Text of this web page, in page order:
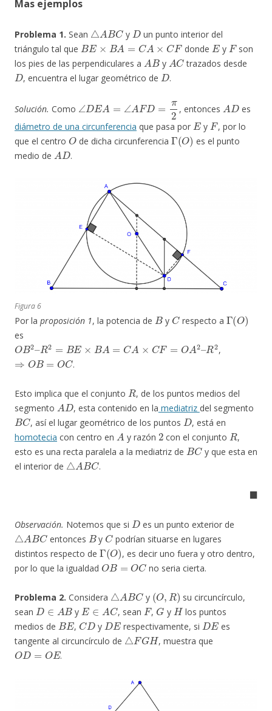
Mas ejemplos
Problema 1. Sean
△ ABC
y
D
un punto interior del
triángulo tal que
BE×BA=C A ×CF
donde
E
y
F
son
los pies de las perpendiculares a
AB
y
AC
trazados desde
D
, encuentra el lugar geométrico de
D
.
Solución. Como
∠D EA = F D=π
, entonces
A D
es
diámetro de una circunferencia que pasa por
E
y
F
, por lo
que el centro
O
de dicha circunferencia
Γ(O)
es el punto
medio de
AD
.
Figura 6
Por la proposición 1, la potencia de
B
y
C
respecto a
Γ(O)
es
OB2 R2 E×B =C A F= O –R2
,
⇒OB =O
.
Esto implica que el conjunto
R
, de los puntos medios del
segmento
AD
, esta contenido en la mediatriz del segmento
BC
, así el lugar geométrico de los puntos
D
, está en
homotecia con centro en
A
y razón
2
con el conjunto
R
,
esto es una recta paralela a la mediatriz de
BC
y que esta en
el interior de
△ABC
.
◼
Observación. Notemos que si
D
es un punto exterior de
△ABC
entonces
B
y
C
podrían situarse en lugares
distintos respecto de
Γ(O)
, es decir uno fuera y otro dentro,
por lo que la igualdad
OB=OC
no seria cierta.
Problema 2. Considera
△ ABC
y
(O R)
su circuncírculo,
sean
D∈A B
y
E∈AC
, sean
F
,
G
y
H
los puntos
medios de
BE
,
CD
y
DE
respectivamente, si
DE
es
tangente al circuncírculo de
△FGH
, muestra que
OD=OE
.